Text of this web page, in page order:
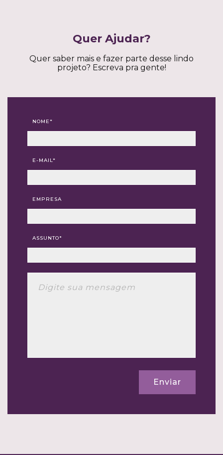
Quer Ajudar?
Quer saber mais e fazer parte desse lindo
projeto? Escreva pra gente!
NOME*
E-MAIL*
EMPRESA
ASSUNTO*
Enviar